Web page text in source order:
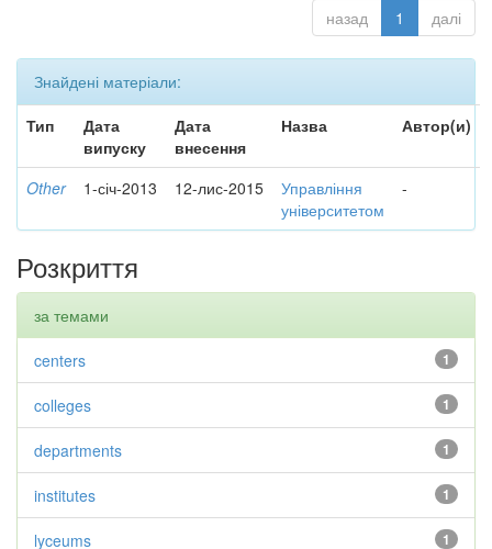
назад 1 далі
Знайдені матеріали:
Тип
Дата
випуску
Дата
внесення
Назва Автор(и)
Other 1-січ-2013 12-лис-2015
Управління
університетом
-
Розкриття
за темами
1
centers
1
colleges
1
departments
1
institutes
1
lyceums